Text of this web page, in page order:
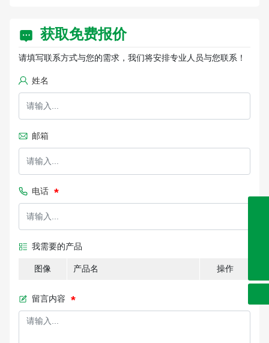
获取免费报价
请填写联系方式与您的需求，我们将安排专业人员与您联系！
姓名
邮箱
电话
我需要的产品
图像 产品名 操作
留言内容
0632-8999286
0632-8999191
sdjienuo@163.com